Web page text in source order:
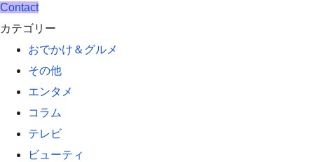
Contact
カテゴリー
おでかけ＆グルメ
その他
エンタメ
コラム
テレビ
ビューティ